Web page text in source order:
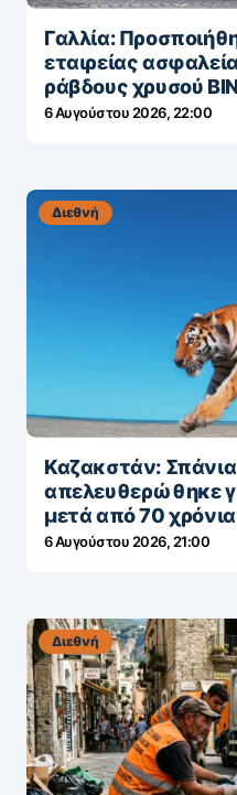
Γαλλία:
εταιρείας
ράβδους χρυσού
6 Αυγούστου 2026, 22:00
Διεθνή
Καζακστάν: Σπάνια
απελευθερώθηκε
μετά από 70 χρόνια
6 Αυγούστου 2026, 21:00
Διεθνή